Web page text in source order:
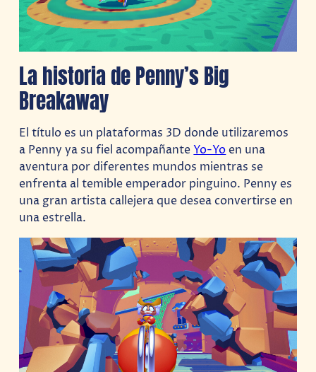
La historia de Penny’s Big
Breakaway
El título es un plataformas 3D donde utilizaremos
a Penny ya su fiel acompañanteYo-Yoen una
aventura por diferentes mundos mientras se
enfrenta al temible emperador pinguino. Penny es
una gran artista callejera que desea convertirse en
una estrella.